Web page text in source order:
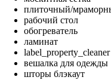
плиточный/
рабочий стол
обогреватель
ламинат
label_property_cleaner
вешалка для одежды
шторы блэкаут